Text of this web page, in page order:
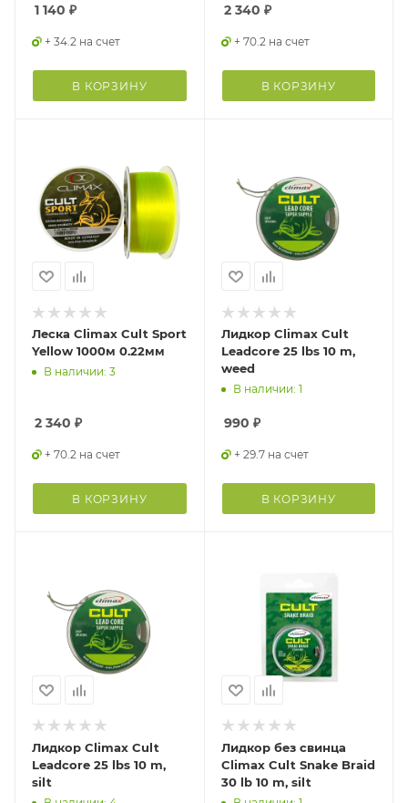
1 140 ₽
+ 34.2 на счет
В КОРЗИНУ
2 340 ₽
+ 70.2 на счет
В КОРЗИНУ
Леска Climax Cult Sport
Yellow 1000м 0.22мм
В наличии: 3
2 340 ₽
+ 70.2 на счет
В КОРЗИНУ
Лидкор Climax Cult
Leadcore 25 lbs 10 m,
weed
В наличии: 1
990 ₽
+ 29.7 на счет
В КОРЗИНУ
Лидкор Climax Cult
Leadcore 25 lbs 10 m,
silt
Лидкор без свинца
Climax Cult Snake Braid
30 lb 10 m, silt